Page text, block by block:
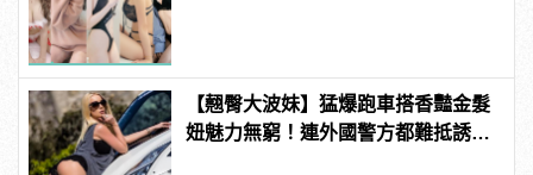
【翹臀大波妹】猛爆跑車搭香豔金髮
妞魅力無窮！連外國警方都難抵誘